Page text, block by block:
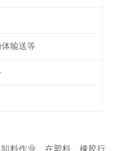
输送等
料作业。在塑料、橡胶行